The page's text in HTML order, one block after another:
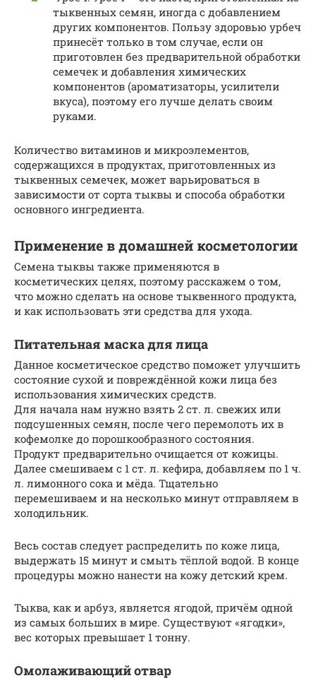
тыквенных семян, иногда с добавлением
других компонентов. Пользу здоровью урбеч
принесёт только в том случае, если он
приготовлен без предварительной обработки
семечек и добавления химических
компонентов (ароматизаторы, усилители
вкуса), поэтому его лучше делать своим
руками.
Количество витаминов и микроэлементов,
содержащихся в продуктах, приготовленных из
тыквенных семечек, может варьироваться в
зависимости от сорта тыквы и способа обработки
основного ингредиента.
Применение в домашней косметологии
Семена тыквы также применяются в
косметических целях, поэтому расскажем о том,
что можно сделать на основе тыквенного продукта,
и как использовать эти средства для ухода.
Питательная маска для лица
Данное косметическое средство поможет улучшить
состояние сухой и повреждённой кожи лица без
использования химических средств.
Для начала нам нужно взять 2 ст. л. свежих или
подсушенных семян, после чего перемолоть их в
кофемолке до порошкообразного состояния.
Продукт предварительно очищается от кожицы.
Далее смешиваем с 1 ст. л. кефира, добавляем по 1 ч.
л. лимонного сока и мёда. Тщательно
перемешиваем и на несколько минут отправляем в
холодильник.
Весь состав следует распределить по коже лица,
выдержать 15 минут и смыть тёплой водой. В конце
процедуры можно нанести на кожу детский крем.
Тыква, как и арбуз, является ягодой, причём одной
из самых больших в мире. Существуют «ягодки»,
вес которых превышает 1 тонну.
Омолаживающий отвар